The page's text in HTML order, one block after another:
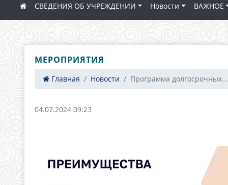
СВЕДЕНИЯ ОБ УЧРЕЖДЕНИИ Новости ВАЖНОЕ
МЕРОПРИЯТИЯ
Главная Новости Программа долгосрочных...
04.07.2024 09:23